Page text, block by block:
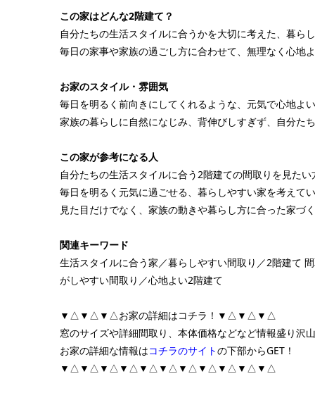
この家はどんな2階建て？
自分たちの生活スタイルに合うかを大切に考えた、暮ら
毎日の家事や家族の過ごし方に合わせて、無理なく心地
お家のスタイル・雰囲気
毎日を明るく前向きにしてくれるような、元気で心地よ
家族の暮らしに自然になじみ、背伸びしすぎず、自分た
この家が参考になる人
自分たちの生活スタイルに合う2階建ての間取りを見たい
毎日を明るく元気に過ごせる、暮らしやすい家を考えて
見た目だけでなく、家族の動きや暮らし方に合った家づ
関連キーワード
生活スタイルに合う家／暮らしやすい間取り／2階建て
がしやすい間取り／心地よい2階建て
▼△▼△▼△お家の詳細はコチラ！▼△▼△▼△
窓のサイズや詳細間取り、本体価格などなど情報盛り沢
お家の詳細な情報はコチラのサイトの下部からGET！
▼△▼△▼△▼△▼△▼△▼△▼△▼△▼△▼△